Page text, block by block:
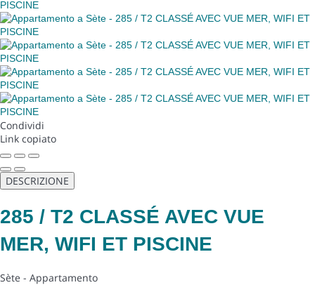
Condividi
Link copiato
DESCRIZIONE
285 / T2 CLASSÉ AVEC VUE
MER, WIFI ET PISCINE
Sète - Appartamento